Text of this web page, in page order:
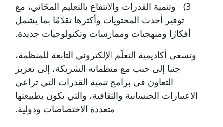
3) وتنمية القدرات والانتفاع بالتعليم المجّاني، مع
توفير أحدث المحتويات وأكثرها تقدّمًا بما يشمل
أفكارًا ومنهجيات وممارسات وتكنولوجيات جديدة.
وتسعى أكاديمية التعلّم الإلكتروني التابعة للمنظمة،
جنبا إلى جنب مع منظماته الشريكة، إلى تعزيز
التعاون في برامج تنمية القدرات التي تراعي
الاعتبارات الجنسانية والثقافية، والتي تكون بطبيعتها
متعددة الاختصاصات ودولية.